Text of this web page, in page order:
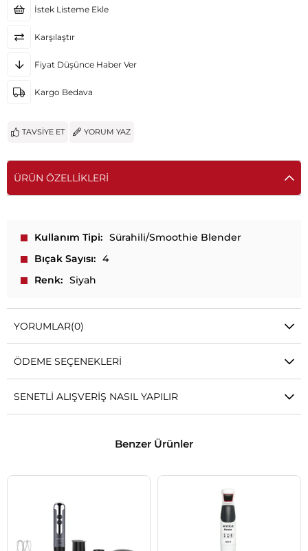
İstek Listeme Ekle
Karşılaştır
Fiyat Düşünce Haber Ver
Kargo Bedava
TAVSIYE ET YORUM YAZ
ÜRÜN ÖZELLIKLERI
Kullanım Tipi
Sürahili/Smoothie Blender
Bıçak Sayısı
4
Renk
Siyah
YORUMLAR(0)
ÖDEME SEÇENEKLERI
SENETLI ALIŞVERIŞ NASIL YAPILIR
Benzer Ürünler